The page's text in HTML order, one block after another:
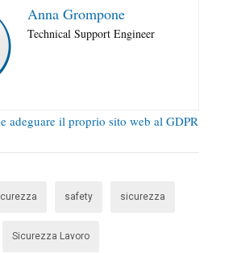
Anna Grompone
Technical Support Engineer
adeguare il proprio sito web al GDPR
safety sicurezza
Sicurezza Lavoro